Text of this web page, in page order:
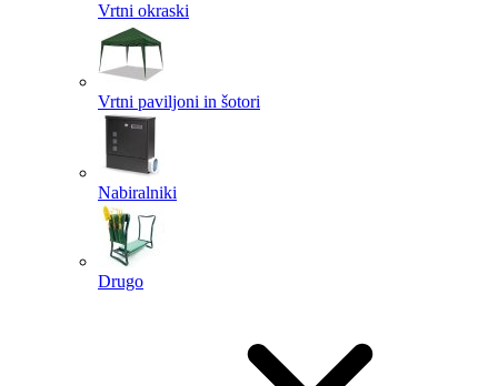
Vrtni okraski
Vrtni paviljoni in šotori
Nabiralniki
Drugo